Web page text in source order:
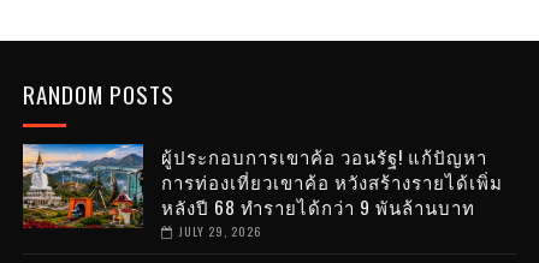
RANDOM POSTS
ผู้ประกอบการเขาค้อ วอนรัฐ! แก้ปัญหา
การท่องเที่ยวเขาค้อ หวังสร้างรายได้เพิ่ม
หลังปี 68 ทำรายได้กว่า 9 พันล้านบาท
JULY 29, 2026